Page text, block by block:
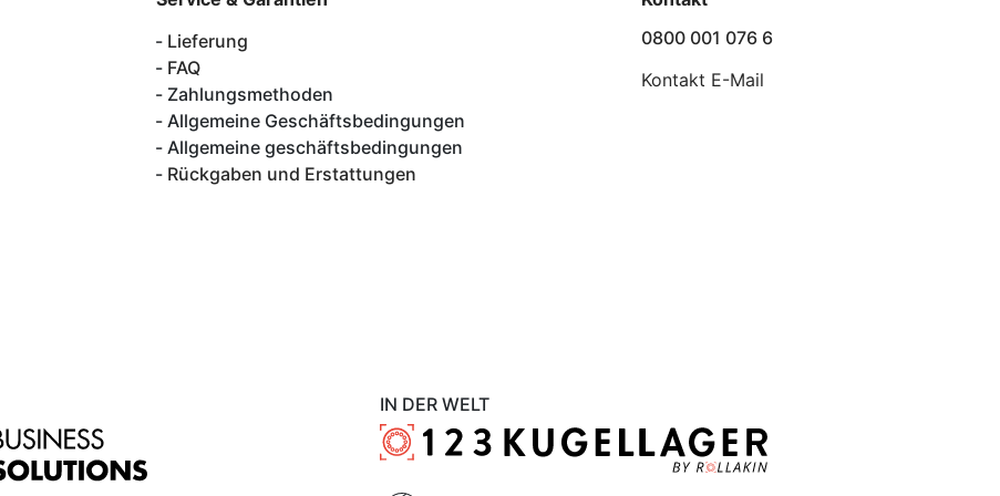
Lieferung
FAQ
Zahlungsmethoden
Allgemeine Geschäftsbedingungen
Allgemeine geschäftsbedingungen
Rückgaben und Erstattungen
0800 001 076 6
Kontakt E-Mail
IN DER WELT